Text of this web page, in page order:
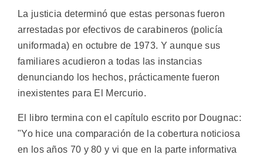
La justicia determinó que estas personas fueron
arrestadas por efectivos de carabineros (policía
uniformada) en octubre de 1973. Y aunque sus
familiares acudieron a todas las instancias
denunciando los hechos, prácticamente fueron
inexistentes para El Mercurio.
El libro termina con el capítulo escrito por Dougnac:
"Yo hice una comparación de la cobertura noticiosa
en los años 70 y 80 y vi que en la parte informativa